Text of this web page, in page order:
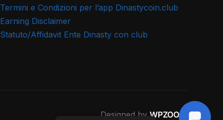
Termini e Condizioni per l’app Dinastycoin.club
Earning Disclaimer
Statuto/Affidavit Ente Dinasty con club
Designed by WPZOOM